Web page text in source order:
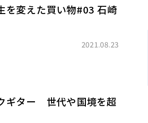
を変えた買い物#03 石崎
2021.08.23
ギター 世代や国境を超